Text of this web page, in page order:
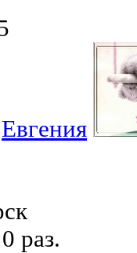
Евгения
0 раз.